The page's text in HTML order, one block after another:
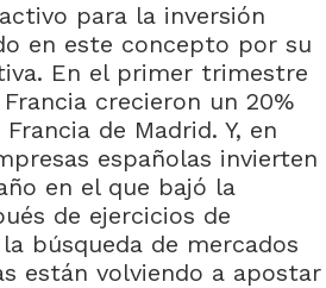
para la inversión
en este concepto por su
En el primer trimestre
crecieron un 20%
de Madrid. Y, en
españolas invierten
en el que bajó la
de ejercicios de
búsqueda de mercados
están volviendo a apostar